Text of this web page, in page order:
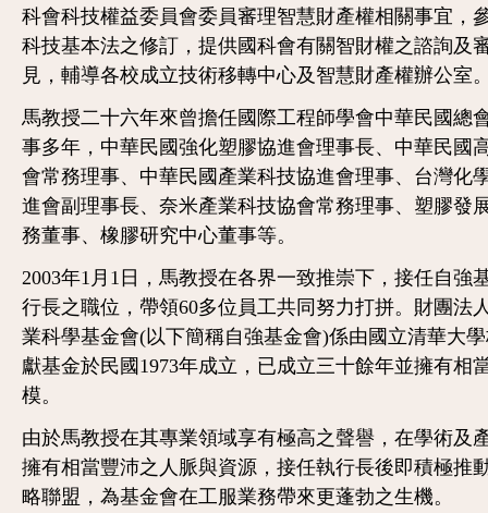
科會科技權益委員會委員審理智慧財產權相關事宜，
科技基本法之修訂，提供國科會有關智財權之諮詢及
見，輔導各校成立技術移轉中心及智慧財產權辦公室
馬教授二十六年來曾擔任國際工程師學會中華民國總
事多年，中華民國強化塑膠協進會理事長、中華民國
會常務理事、中華民國產業科技協進會理事、台灣化
進會副理事長、奈米產業科技協會常務理事、塑膠發
務董事、橡膠研究中心董事等。
2003年1月1日，馬教授在各界一致推崇下，接任自強
行長之職位，帶領60多位員工共同努力打拼。財團法
業科學基金會(以下簡稱自強基金會)係由國立清華大
獻基金於民國1973年成立，已成立三十餘年並擁有相
模。
由於馬教授在其專業領域享有極高之聲譽，在學術及
擁有相當豐沛之人脈與資源，接任執行長後即積極推
略聯盟，為基金會在工服業務帶來更蓬勃之生機。